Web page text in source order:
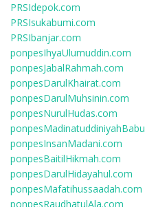
PRSIdepok.com
PRSIsukabumi.com
PRSIbanjar.com
ponpesIhyaUlumuddin.com
ponpesJabalRahmah.com
ponpesDarulKhairat.com
ponpesDarulMuhsinin.com
ponpesNurulHudas.com
ponpesInsanMadani.com
ponpesBaitilHikmah.com
ponpesDarulHidayahul.com
ponpesMafatihussaadah.com
ponpesRaudhatulAla.com